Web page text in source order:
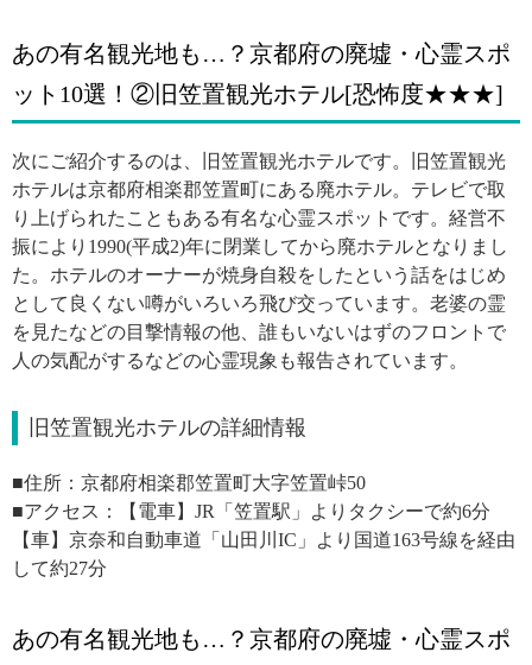
あの有名観光地も…？京都府の廃墟・心霊スポ
ット10選！②旧笠置観光ホテル[恐怖度★★★]
次にご紹介するのは、旧笠置観光ホテルです。旧笠置観光
ホテルは京都府相楽郡笠置町にある廃ホテル。テレビで取
り上げられたこともある有名な心霊スポットです。経営不
振により1990(平成2)年に閉業してから廃ホテルとなりまし
た。ホテルのオーナーが焼身自殺をしたという話をはじめ
として良くない噂がいろいろ飛び交っています。老婆の霊
を見たなどの目撃情報の他、誰もいないはずのフロントで
人の気配がするなどの心霊現象も報告されています。
旧笠置観光ホテルの詳細情報
■住所：京都府相楽郡笠置町大字笠置峠50
■アクセス：【電車】JR「笠置駅」よりタクシーで約6分
【車】京奈和自動車道「山田川IC」より国道163号線を経由
して約27分
あの有名観光地も…？京都府の廃墟・心霊スポ